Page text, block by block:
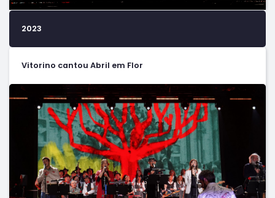
2023
Vitorino cantou Abril em Flor